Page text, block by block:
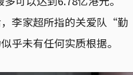
李家超所指的关爱队“勤
乎未有任何实质根据。